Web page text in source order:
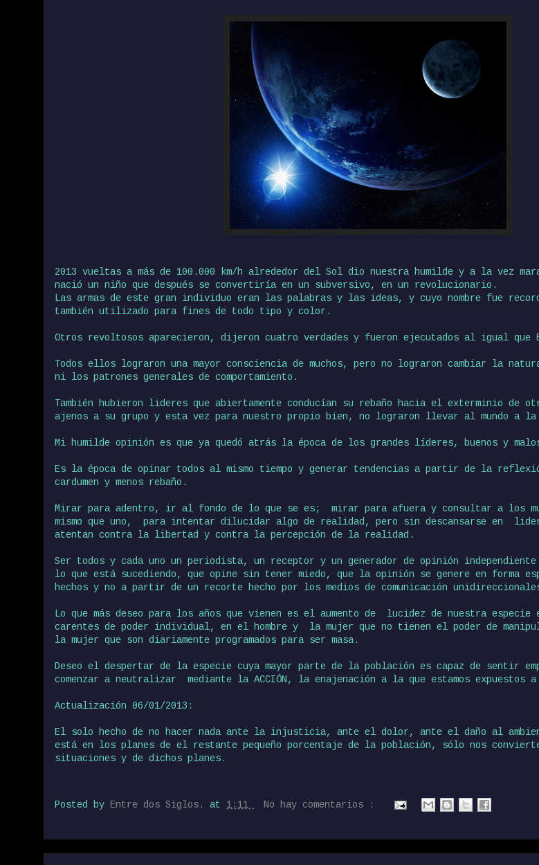
2013 vueltas a más de 100.000 km/h alrededor del Sol dio nuestra humilde y a la vez
nació un niño que después se convertiría en un subversivo, en un revolucionario.
Las armas de este gran individuo eran las palabras y las ideas, y cuyo nombre fue
también utilizado para fines de todo tipo y color.
Otros revoltosos aparecieron, dijeron cuatro verdades y fueron ejecutados al igual que
Todos ellos lograron una mayor consciencia de muchos, pero no lograron cambiar la
ni los patrones generales de comportamiento.
También hubieron lideres que abiertamente conducían su rebaño hacia el exterminio de
ajenos a su grupo y esta vez para nuestro propio bien, no lograron llevar al mundo a la
Mi humilde opinión es que ya quedó atrás la época de los grandes líderes, buenos y
Es la época de opinar todos al mismo tiempo y generar tendencias a partir de la
cardumen y menos rebaño.
Mirar para adentro, ir al fondo de lo que se es; mirar para afuera y consultar a los
mismo que uno, para intentar dilucidar algo de realidad, pero sin descansarse en
atentan contra la libertad y contra la percepción de la realidad.
Ser todos y cada uno un periodista, un receptor y un generador de opinión
lo que está sucediendo, que opine sin tener miedo, que la opinión se genere en forma
hechos y no a partir de un recorte hecho por los medios de comunicación
Lo que más deseo para los años que vienen es el aumento de lucidez de nuestra especie
carentes de poder individual, en el hombre y la mujer que no tienen el poder de
la mujer que son diariamente programados para ser masa.
Deseo el despertar de la especie cuya mayor parte de la población es capaz de sentir
comenzar a neutralizar mediante la ACCIÓN, la enajenación a la que estamos expuestos
Actualización 06/01/2013:
El solo hecho de no hacer nada ante la injusticia, ante el dolor, ante el daño al
está en los planes de el restante pequeño porcentaje de la población, sólo nos
situaciones y de dichos planes.
Posted by Entre dos Siglos. at 1:11 No hay comentarios :